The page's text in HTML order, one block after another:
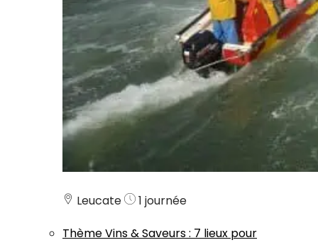
Leucate
1 journée
ThèmeVins & Saveurs: 7 lieux pour